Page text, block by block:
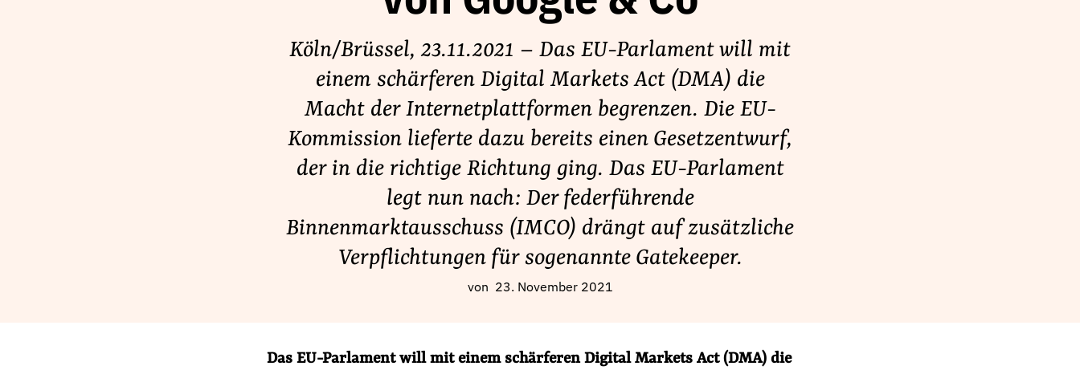
Köln/Brüssel, 23.11.2021 – Das EU-Parlament will mit
einem schärferen Digital Markets Act (DMA) die
Macht der Internetplattformen begrenzen. Die EU-
Kommission lieferte dazu bereits einen Gesetzentwurf,
der in die richtige Richtung ging. Das EU-Parlament
legt nun nach: Der federführende
Binnenmarktausschuss (IMCO) drängt auf zusätzliche
Verpflichtungen für sogenannte Gatekeeper.
von 23. November 2021
Das EU-Parlament will mit einem schärferen Digital Markets Act (DMA) die